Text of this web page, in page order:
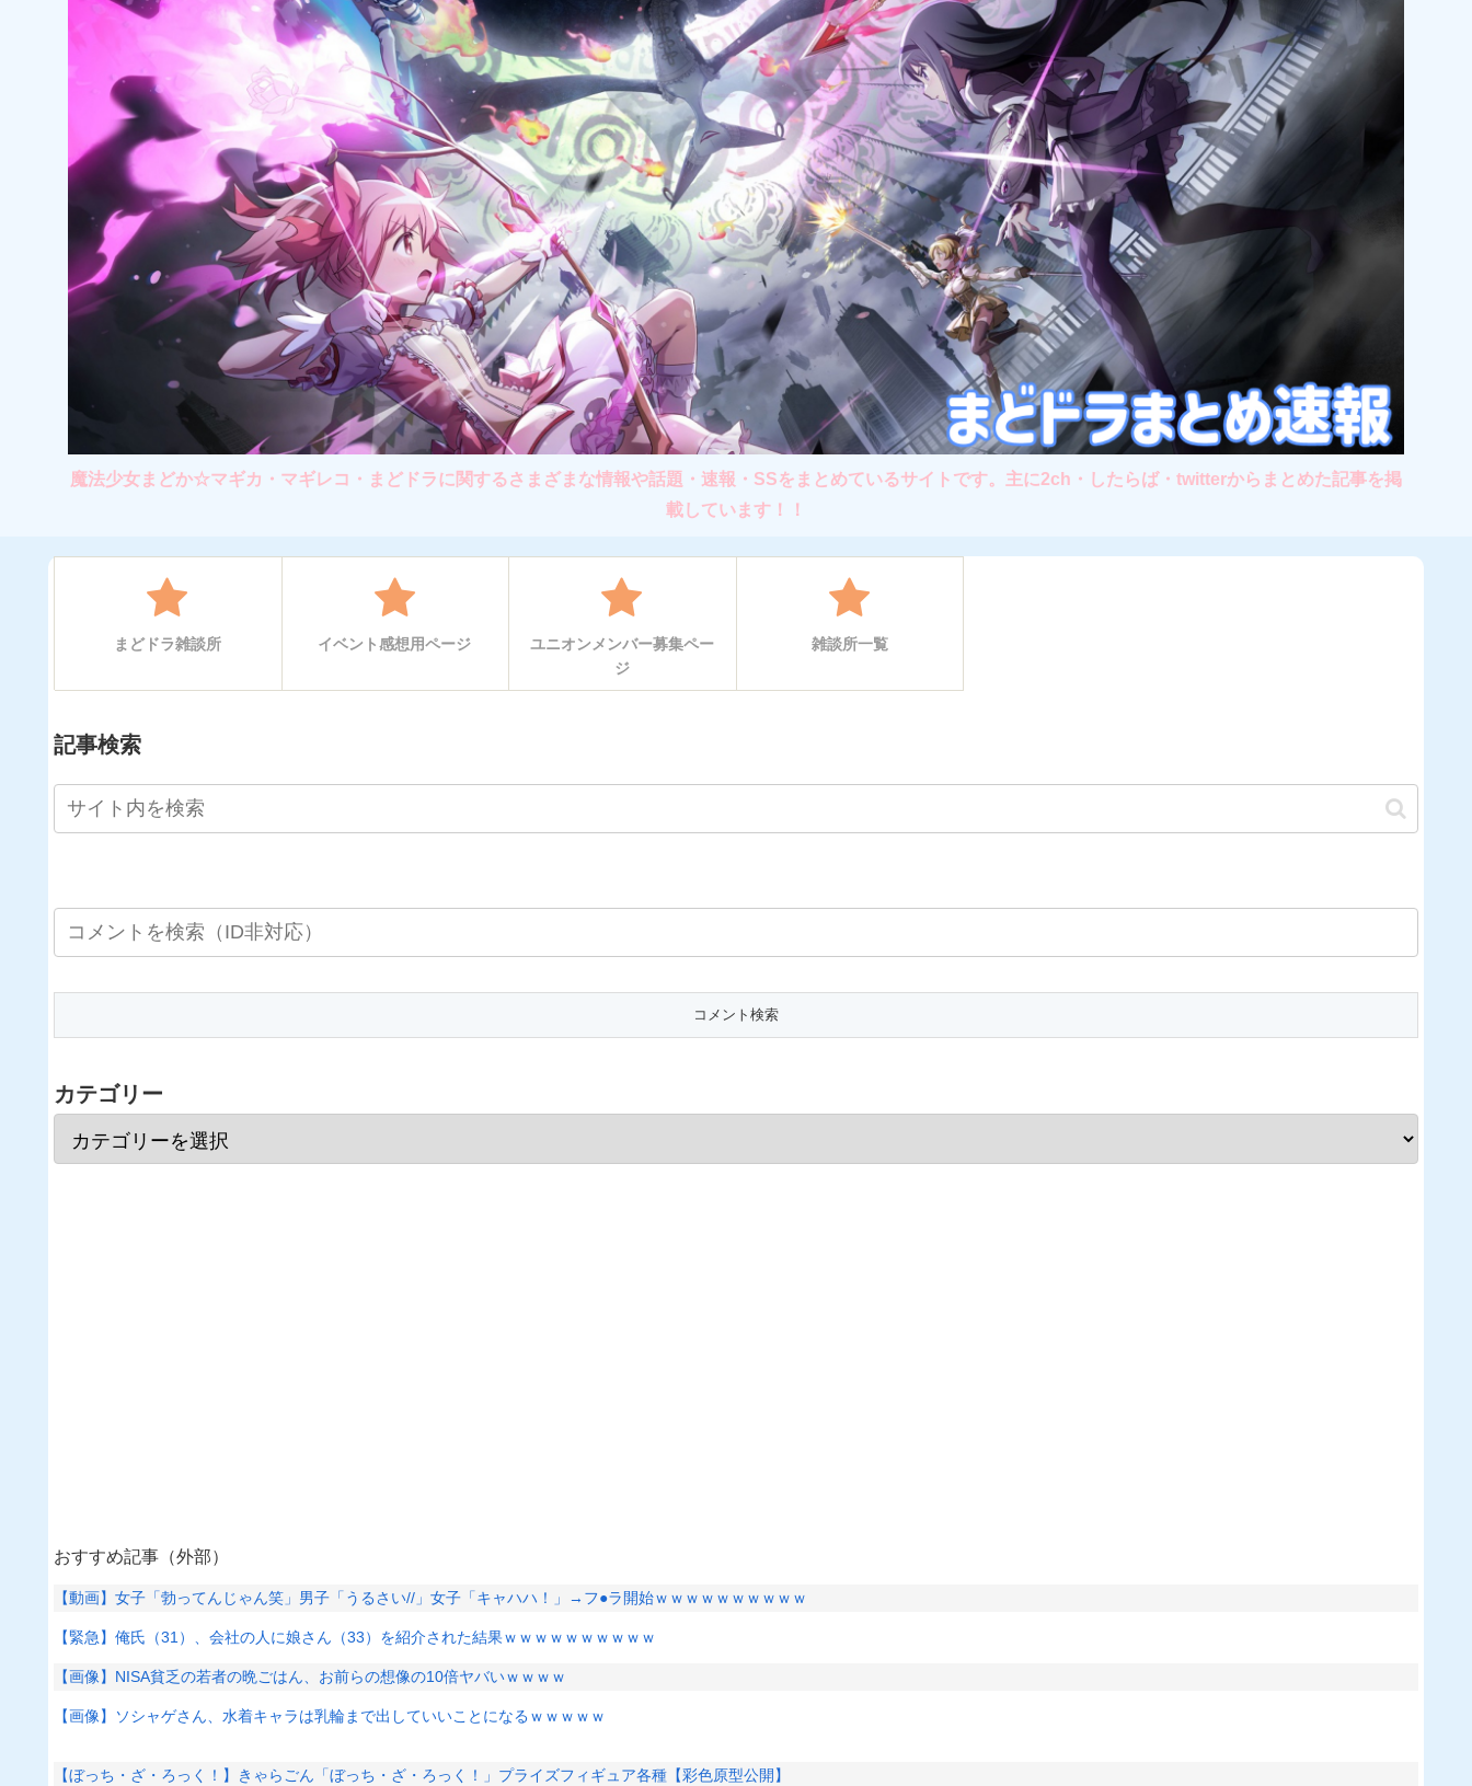
魔法少女まどか☆マギカ・マギレコ・まどドラに関するさまざまな情報や話題・速報・SSをまとめているサイトです。主に2ch・したらば・twitterからまとめた記事を掲
載しています！！
まどドラ雑談所 イベント感想用ページ
ユニオンメンバー募集ペー
ジ
雑談所一覧
記事検索
カテゴリー
おすすめ記事（外部）
【動画】女子「勃ってんじゃん笑」男子「うるさい//」女子「キャハハ！」→フ●ラ開始ｗｗｗｗｗｗｗｗｗｗ
【緊急】俺氏（31）、会社の人に娘さん（33）を紹介された結果ｗｗｗｗｗｗｗｗｗｗ
【画像】NISA貧乏の若者の晩ごはん、お前らの想像の10倍ヤバいｗｗｗｗ
【画像】ソシャゲさん、水着キャラは乳輪まで出していいことになるｗｗｗｗｗ
【ぼっち・ざ・ろっく！】きゃらごん「ぼっち・ざ・ろっく！」プライズフィギュア各種【彩色原型公開】